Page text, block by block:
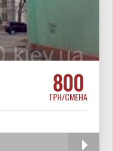
800
ГРН/СМЕНА
33м 38м 40м, 50